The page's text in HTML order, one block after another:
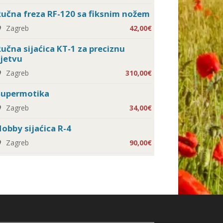
freza RF-120 sa fiksnim nožem
Zagreb 42,00€
sijaćica KT-1 za preciznu
Zagreb 310,00€
Zagreb 34,00€
sijaćica R-4
Zagreb 90,00€